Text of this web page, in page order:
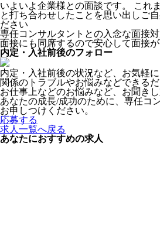
いよいよ企業様との面談です。 これ
と打ち合わせしたことを思い出しご
ださい
専任コンサルタントとの入念な面接
面接にも同席するので安心して面接
内定・入社前後のフォロー
内定・入社前後の状況など、お気軽
関係のトラブルやお悩みなどできる
お仕事上などのお悩みなど、お聞きし
あなたの成長/成功のために、専任コ
お申しつけください。
応募する
求人一覧へ戻る
あなたにおすすめの求人